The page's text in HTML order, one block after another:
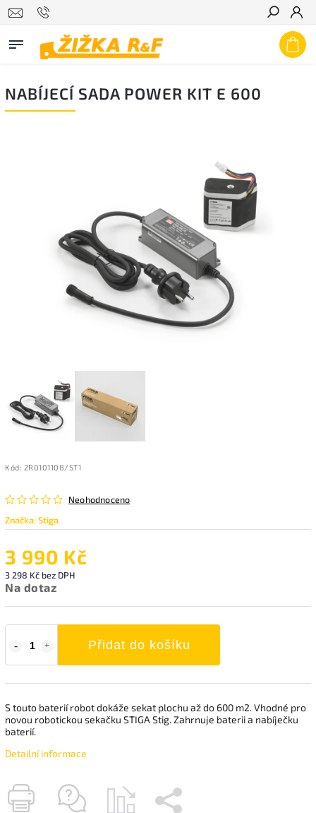
Hledat
NABÍJECÍ SADA POWER KIT E 600
Kód: 2R0101108/ST1
Neohodnoceno
Značka:Stiga
3 990 Kč
3 298 Kč bez DPH
Na dotaz
Přidat do košíku
S touto baterií robot dokáže sekat plochu až do 600 m2. Vhodné pro
novou robotickou sekačku STIGA Stig. Zahrnuje baterii a nabíječku
baterií.
Detailní informace